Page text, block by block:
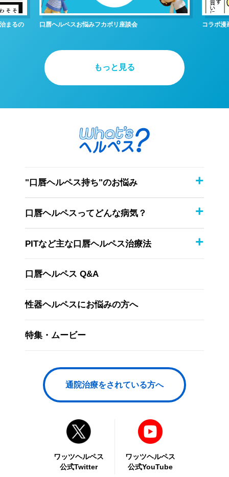
まるの 口唇ヘルペスお悩みフカボリ座談会 コラボ漫
もっと見る
"口唇ヘルペス持ち"のお悩み
口唇ヘルペスってどんな病気？
PITなど主な口唇ヘルペス治療法
口唇ヘルペス Q&A
性器ヘルペスにお悩みの方へ
特集・ムービー
通院治療をされている方へ
ワッツヘルペス
公式Twitter
ワッツヘルペス
公式YouTube